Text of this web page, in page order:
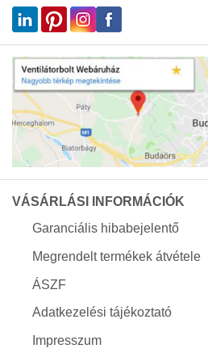
VÁSÁRLÁSI INFORMÁCIÓK
Garanciális hibabejelentő
Megrendelt termékek átvétele
ÁSZF
Adatkezelési tájékoztató
Impresszum